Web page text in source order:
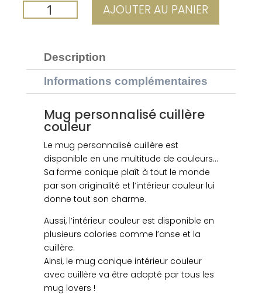
QUANTITÉ
DE
SUGAR
TOMATE
AJOUTER AU PANIER
Description
Informations complémentaires
Mug personnalisé cuillère
couleur
Le mug personnalisé cuillère est
disponible en une multitude de couleurs...
Sa forme conique plaît à tout le monde
par son originalité et l’intérieur couleur lui
donne tout son charme.
Aussi, l’intérieur couleur est disponible en
plusieurs colories comme l’anse et la
cuillère.
Ainsi, le mug conique intérieur couleur
avec cuillère va être adopté par tous les
mug lovers !